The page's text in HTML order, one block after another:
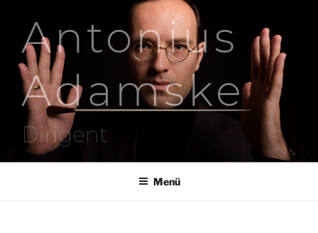
springenAntonius
Adamske
Dirigent
Menü